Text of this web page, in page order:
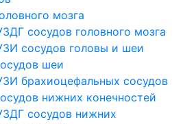
мозга
сосудов головного мозга
сосудов головы и шеи
шеи
брахиоцефальных сосудов
нижних конечностей
сосудов нижних